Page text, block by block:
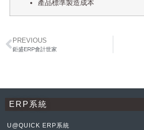
產品標準製造成本
PREVIOUS
鉅盛ERP會計世家
ERP系統
U@QUICK ERP系統